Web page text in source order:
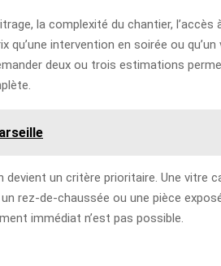
la complexité du chantier, l’accès
intervention en soirée ou
deux ou trois estimations
un critère prioritaire. Une vitre
rez-de-chaussée ou une pièce
immédiat n’est pas possible.